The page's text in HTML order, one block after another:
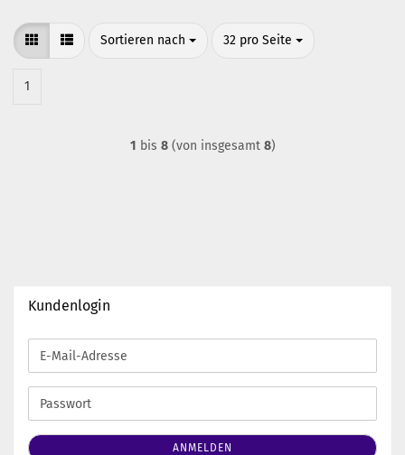
Sortieren nach
Sortieren nach 32 pro Seite
pro Seite
1
1 bis 8(von insgesamt 8)
Kundenlogin
E-
Mail-
Adresse
Passwort
ANMELDEN